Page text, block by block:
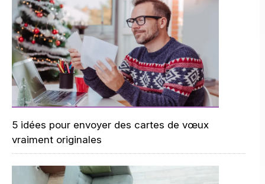
5 idées pour envoyer des cartes de vœux
vraiment originales